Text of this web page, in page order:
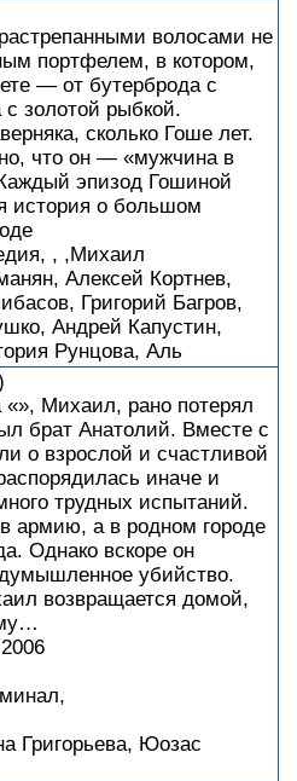
волосами не
портфелем, в котором,
— от бутерброда с
золотой рыбкой.
сколько Гоше лет.
что он — «мужчина в
эпизод Гошиной
история о большом
, ,Михаил
Алексей Кортнев,
Григорий Багров,
Андрей Капустин,
Рунцова, Аль
«», Михаил, рано потерял
брат Анатолий. Вместе с
о взрослой и счастливой
иначе и
трудных испытаний.
армию, а в родном городе
Однако вскоре он
убийство.
возвращается домой,
Григорьева, Юозас